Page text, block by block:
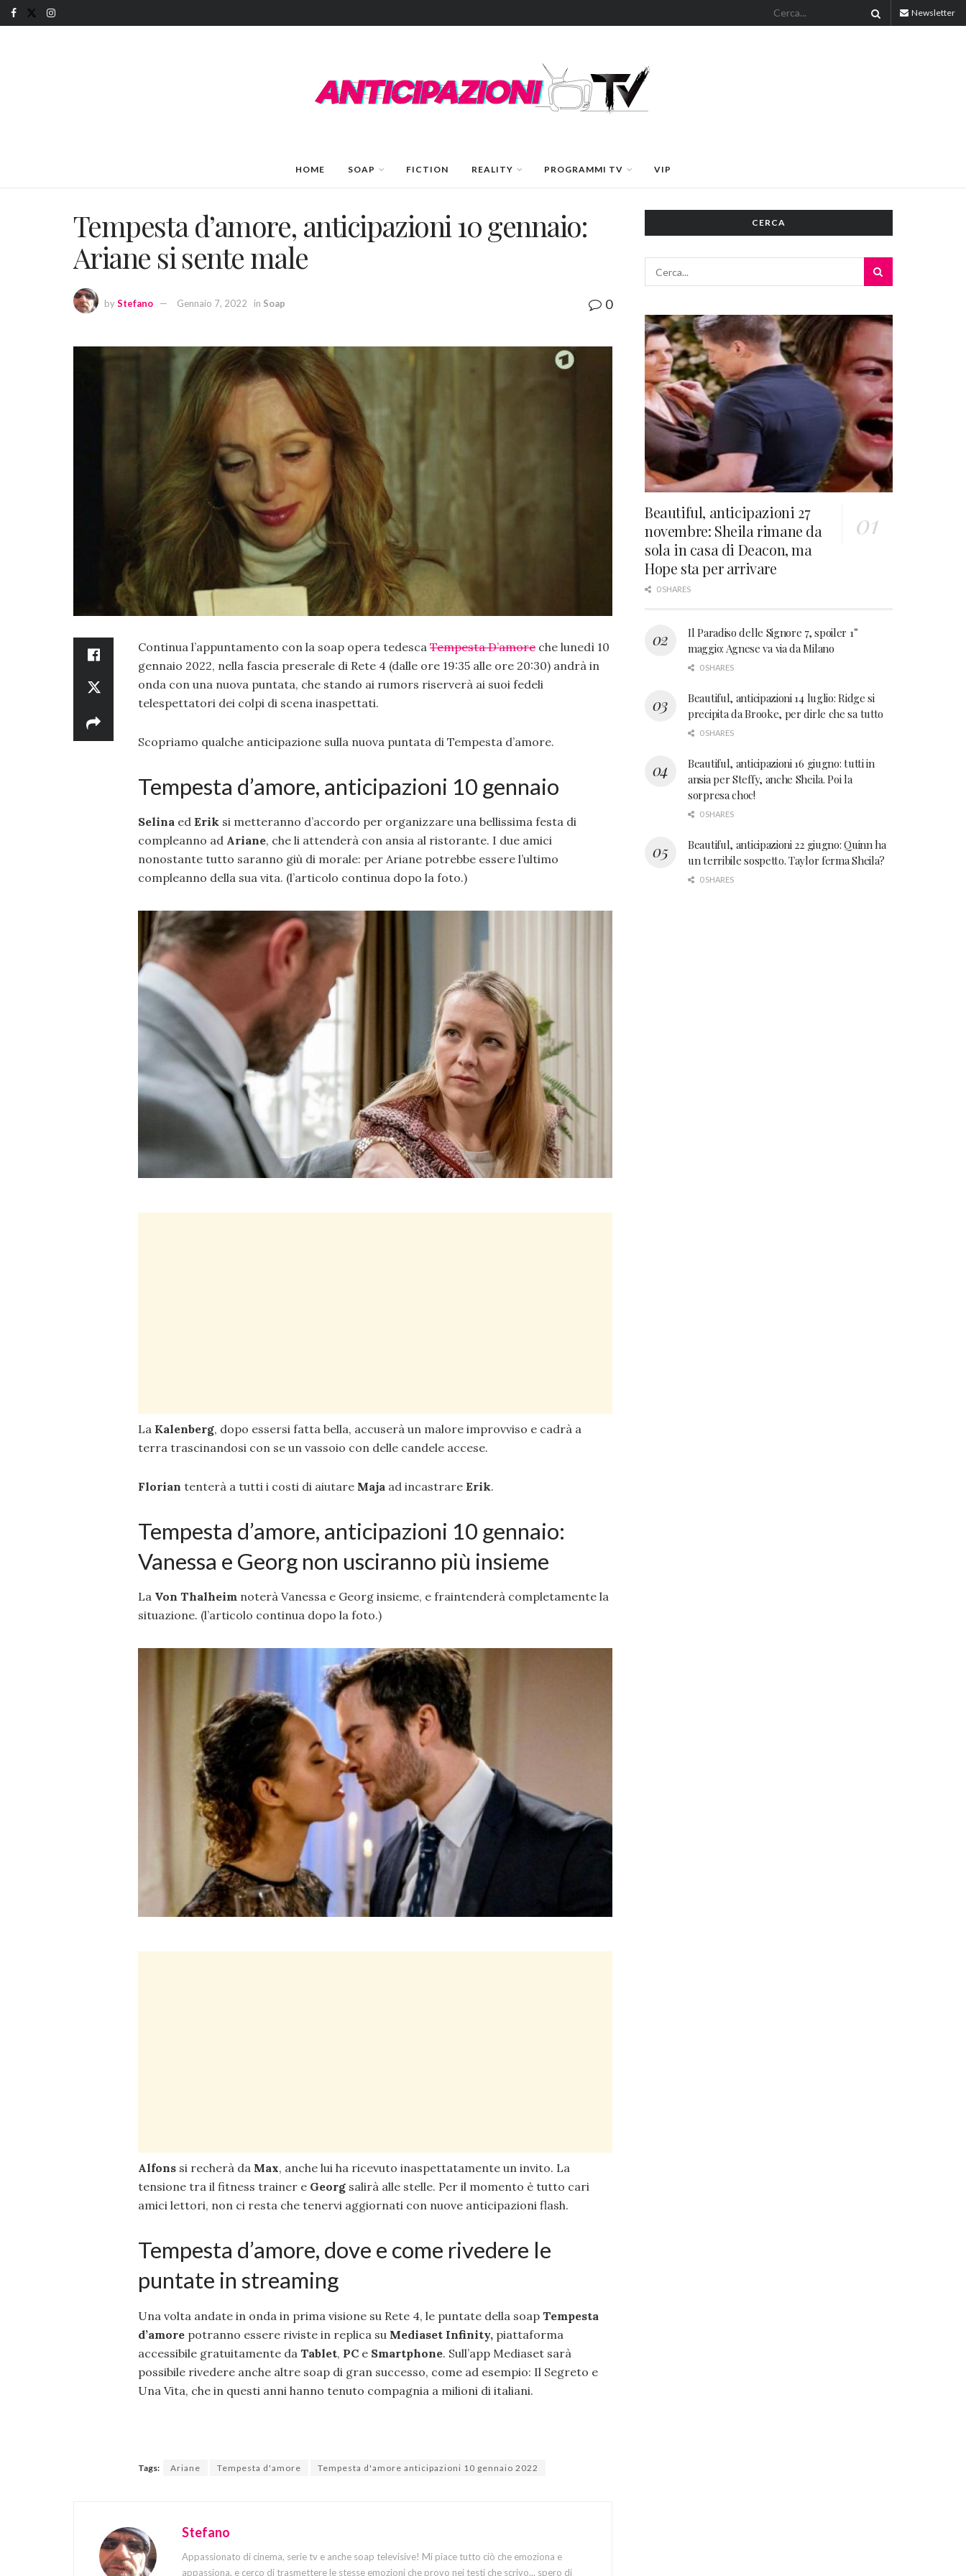
Newsletter
HOME SOAP FICTION REALITY PROGRAMMI TV VIP
Tempesta d’amore, anticipazioni 10 gennaio:
Ariane si sente male
byStefano Gennaio 7, 2022 in Soap 0
Continua l’appuntamento con la soap opera tedesca Tempesta D’amore che lunedì 10
gennaio 2022, nella fascia preserale di Rete 4 (dalle ore 19:35 alle ore 20:30) andrà in
onda con una nuova puntata, che stando ai rumors riserverà ai suoi fedeli
telespettatori dei colpi di scena inaspettati.
Scopriamo qualche anticipazione sulla nuova puntata di Tempesta d’amore.
Tempesta d’amore, anticipazioni 10 gennaio
Selina ed Erik si metteranno d’accordo per organizzare una bellissima festa di
compleanno ad Ariane, che li attenderà con ansia al ristorante. I due amici
nonostante tutto saranno giù di morale: per Ariane potrebbe essere l’ultimo
compleanno della sua vita. (l’articolo continua dopo la foto.)
La Kalenberg, dopo essersi fatta bella, accuserà un malore improvviso e cadrà a
terra trascinandosi con se un vassoio con delle candele accese.
Florian tenterà a tutti i costi di aiutare Maja ad incastrare Erik.
Tempesta d’amore, anticipazioni 10 gennaio:
Vanessa e Georg non usciranno più insieme
La Von Thalheim noterà Vanessa e Georg insieme, e fraintenderà completamente la
situazione. (l’articolo continua dopo la foto.)
Alfons si recherà da Max, anche lui ha ricevuto inaspettatamente un invito. La
tensione tra il fitness trainer e Georg salirà alle stelle. Per il momento è tutto cari
amici lettori, non ci resta che tenervi aggiornati con nuove anticipazioni flash.
Tempesta d’amore, dove e come rivedere le
puntate in streaming
Una volta andate in onda in prima visione su Rete 4, le puntate della soap Tempesta
d’amore potranno essere riviste in replica su Mediaset Infinity, piattaforma
accessibile gratuitamente da Tablet, PC e Smartphone. Sull’app Mediaset sarà
possibile rivedere anche altre soap di gran successo, come ad esempio: Il Segreto e
Una Vita, che in questi anni hanno tenuto compagnia a milioni di italiani.
Tags: Ariane Tempesta d'amore Tempesta d'amore anticipazioni 10 gennaio 2022
Stefano
Appassionato di cinema, serie tv e anche soap televisive! Mi piace tutto ciò che emoziona e
appassiona, e cerco di trasmettere le stesse emozioni che provo nei testi che scrivo... spero di
CERCA
Beautiful, anticipazioni 27
novembre: Sheila rimane da
sola in casa di Deacon, ma
Hope sta per arrivare
0 SHARES
Il Paradiso delle Signore 7, spoiler 1°
maggio: Agnese va via da Milano
0 SHARES
Beautiful, anticipazioni 14 luglio: Ridge si
precipita da Brooke, per dirle che sa tutto
0 SHARES
Beautiful, anticipazioni 16 giugno: tutti in
ansia per Steffy, anche Sheila. Poi la
sorpresa choc!
0 SHARES
Beautiful, anticipazioni 22 giugno: Quinn ha
un terribile sospetto. Taylor ferma Sheila?
0 SHARES